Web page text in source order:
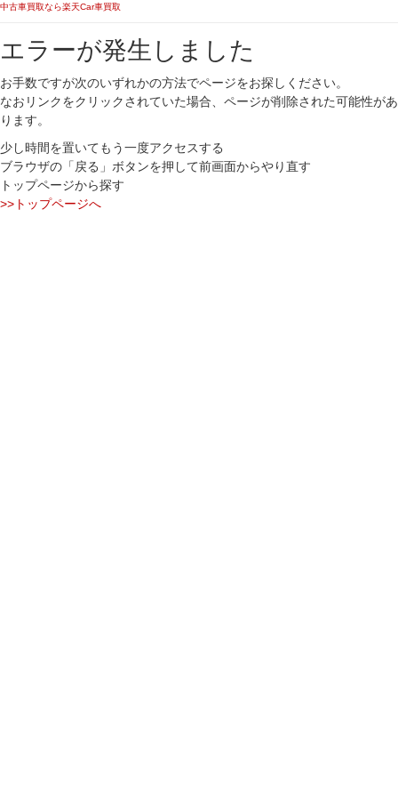
中古車買取なら楽天Car車買取
エラーが発生しました
お手数ですが次のいずれかの方法でページをお探しください。
なおリンクをクリックされていた場合、ページが削除された可能性があ
ります。
少し時間を置いてもう一度アクセスする
ブラウザの「戻る」ボタンを押して前画面からやり直す
トップページから探す
>>トップページへ